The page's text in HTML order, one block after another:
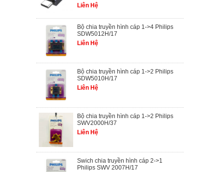
Liên Hệ
Bộ chia truyền hình cáp 1->4 Philips
SDW5012H/17
Liên Hệ
Bộ chia truyền hình cáp 1->2 Philips
SDW5010H/17
Liên Hệ
Bộ chia truyền hình cáp 1->2 Philips
SWV2000H/37
Liên Hệ
Swich chia truyền hình cáp 2->1
Philips SWV 2007H/17